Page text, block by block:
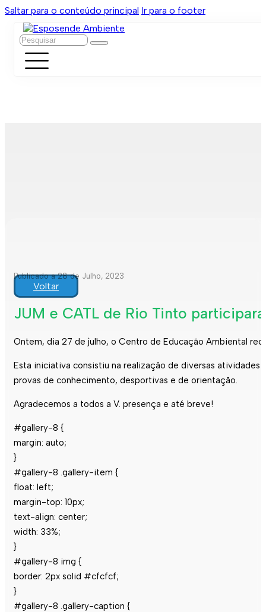
Saltar para o conteúdo principal Ir para o footer
Pesquisar
Publicado a 28 de Julho, 2023
Voltar
JUM e CATL de Rio Tinto
Ontem, dia 27 de julho, o Centro de Educação Ambiental
Esta iniciativa consistiu na realização de diversas
provas de conhecimento, desportivas e de orientação.
Agradecemos a todos a V. presença e até breve!
#gallery-8 {
margin: auto;
}
#gallery-8 .gallery-item {
float: left;
margin-top: 10px;
text-align: center;
width: 33%;
}
#gallery-8 img {
border: 2px solid #cfcfcf;
}
#gallery-8 .gallery-caption {